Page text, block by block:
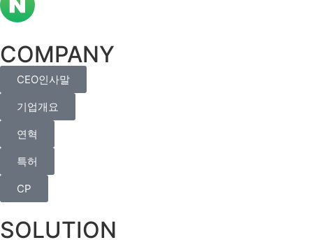
COMPANY
CEO인사말
기업개요
연혁
특허
CP
SOLUTION